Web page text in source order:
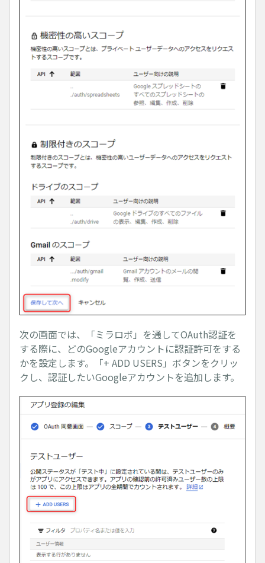
次の画面では、「ミラロボ」を通してOAuth認証を
する際に、どのGoogleアカウントに認証許可をする
かを設定します。「+ ADD USERS」ボタンをクリッ
クし、認証したいGoogleアカウントを追加します。